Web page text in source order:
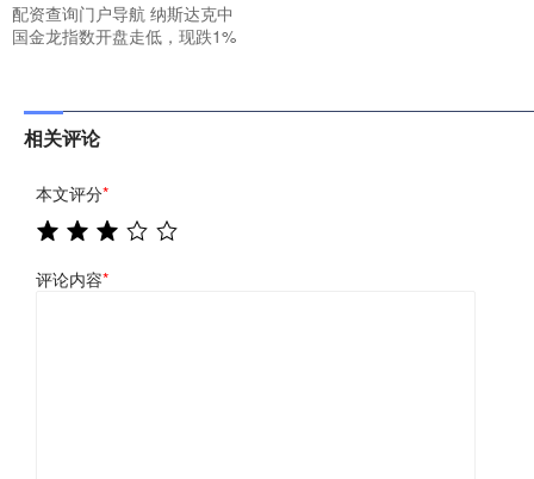
配资查询门户导航 纳斯达克中
国金龙指数开盘走低，现跌1%
相关评论
本文评分*
评论内容*